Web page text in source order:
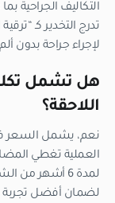
التكاليف الجراحية
تدرج التخدير كـ
لإجراء جراحة بدون
هل تشمل
اللاحقة؟
نعم، يشمل السعر في
العملية تغطي
لمدة 6 أشهر
لضمان أفضل تجربة